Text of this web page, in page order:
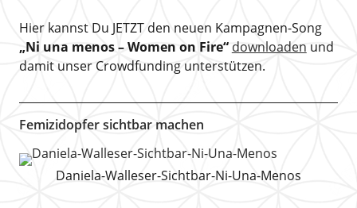
Hier kannst Du JETZT den neuen Kampagnen-Song
„Ni una menos – Women on Fire“ downloaden und
damit unser Crowdfunding unterstützen.
Femizidopfer sichtbar machen
Daniela-Walleser-Sichtbar-Ni-Una-Menos